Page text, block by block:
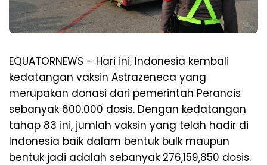
EQUATORNEWS – Hari ini, Indonesia kembali
kedatangan vaksin Astrazeneca yang
merupakan donasi dari pemerintah Perancis
sebanyak 600.000 dosis. Dengan kedatangan
tahap 83 ini, jumlah vaksin yang telah hadir di
Indonesia baik dalam bentuk bulk maupun
bentuk jadi adalah sebanyak 276,159,850 dosis.